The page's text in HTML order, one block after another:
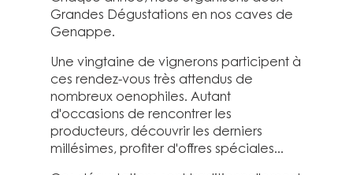
Grandes Dégustations en nos caves de
Genappe.
Une vingtaine de vignerons participent à
ces rendez-vous très attendus de
nombreux oenophiles. Autant
d'occasions de rencontrer les
producteurs, découvrir les derniers
millésimes, profiter d'offres spéciales...